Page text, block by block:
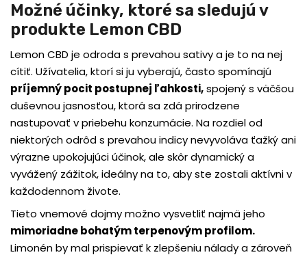
Možné účinky, ktoré sa sledujú v
produkte Lemon CBD
Lemon CBD je odroda s prevahou sativy a je to na nej
cítiť. Užívatelia, ktorí si ju vyberajú, často spomínajú
príjemný pocit postupnej ľahkosti,spojený s väčšou
duševnou jasnosťou, ktorá sa zdá prirodzene
nastupovať v priebehu konzumácie. Na rozdiel od
niektorých odrôd s prevahou indicy nevyvoláva ťažký ani
výrazne upokojujúci účinok, ale skôr dynamický a
vyvážený zážitok, ideálny na to, aby ste zostali aktívni v
každodennom živote.
Tieto vnemové dojmy možno vysvetliť najmä jeho
mimoriadne bohatým terpenovým profilom.
Limonén by mal prispievať k zlepšeniu nálady a zároveň